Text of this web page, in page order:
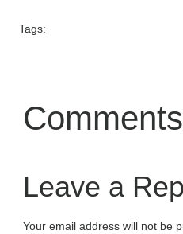
Tags:
Comments
Leave a
Your email address will not be